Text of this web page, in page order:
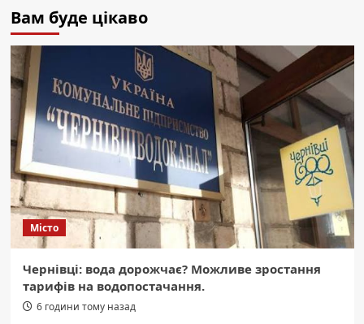
Вам буде цікаво
Місто
Чернівці: вода дорожчає? Можливе зростання
тарифів на водопостачання.
6 години тому назад